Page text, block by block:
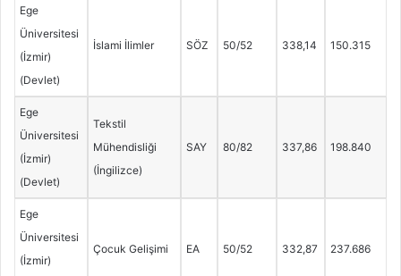
Ege
Üniversitesi
(İzmir)
(Devlet)
İslami İlimler SÖZ 50/52 338,14 150.315
Ege
Üniversitesi
(İzmir)
(Devlet)
Tekstil
Mühendisliği
(İngilizce)
SAY 80/82 337,86 198.840
Ege
Üniversitesi
(İzmir)
Çocuk Gelişimi EA 50/52 332,87 237.686